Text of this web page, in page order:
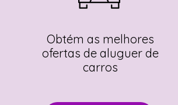
Obtém as melhores
ofertas de aluguer de
carros